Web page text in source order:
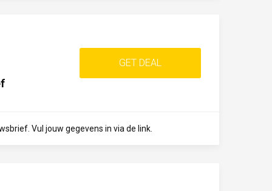
GET DEAL
Vul jouw gegevens in via de link.